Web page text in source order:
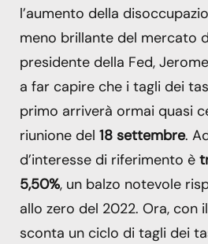
l’aumento della
meno brillante del mercato
presidente della Fed,
a far capire che i tagli dei
primo arriverà ormai quasi
riunione del 18 settembre.
d’interesse di riferimento è
5,50%, un balzo notevole
allo zero del 2022. Ora, con
sconta un ciclo di tagli dei